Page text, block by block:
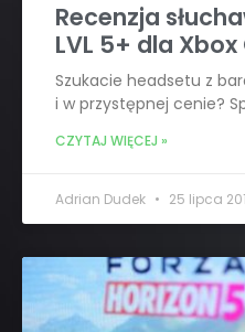
Recenzja
LVL 5+ dla Xbox
Szukacie headsetu z
i w przystępnej cenie?
CZYTAJ WIĘCEJ »
Adrian Dudek 25 lipca